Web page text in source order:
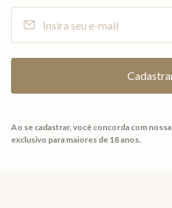
Ao se cadastrar, você concorda com nossa
exclusivo para maiores de 18 anos.